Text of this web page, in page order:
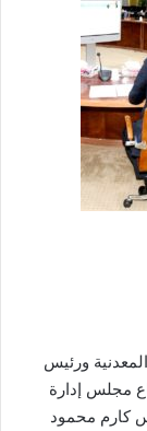
ورئيس
مجلس إدارة
كارم محمود